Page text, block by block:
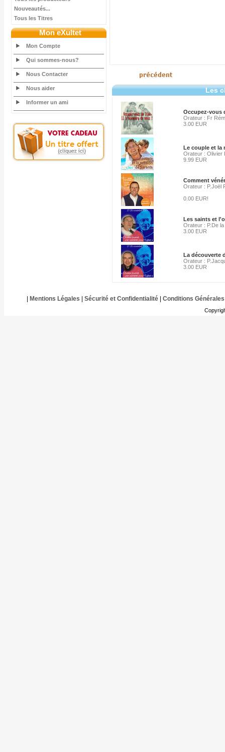
Nouveautés...
Tous les Titres
Mon eXultet
Mon Compte
Qui sommes-nous?
Nous Contacter
Nous aider
Informer un ami
Les
Occupez-vous
Orateur : Fr
3.00 EUR
Le couple et la
Orateur : Olivier
9.99 EUR
Comment
Orateur : P.Joël
0.00 EUR!
Les saints et
Orateur : P.De la
3.00 EUR
La découverte
Orateur :
3.00 EUR
Mentions Légales Sécurité et Confidentialité| Conditions Générales